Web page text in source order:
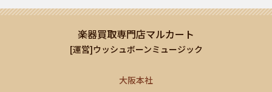
楽器買取専門店マルカート
[運営]ウッシュボーンミュージック
大阪本社